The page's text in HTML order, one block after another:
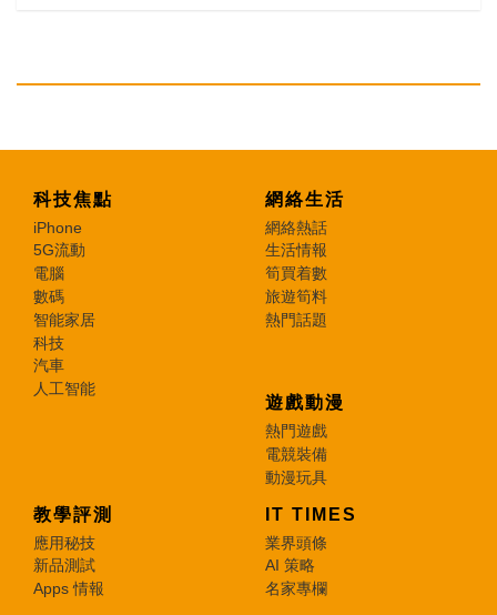
科技焦點
iPhone
5G流動
電腦
數碼
智能家居
科技
汽車
人工智能
網絡生活
網絡熱話
生活情報
筍買着數
旅遊筍料
熱門話題
遊戲動漫
熱門遊戲
電競裝備
動漫玩具
教學評測
應用秘技
新品測試
Apps 情報
IT TIMES
業界頭條
AI 策略
名家專欄